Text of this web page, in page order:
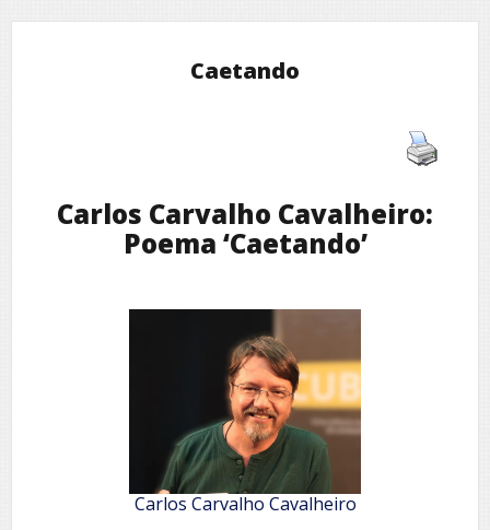
Caetando
Carlos Carvalho Cavalheiro:
Poema ‘Caetando’
Carlos Carvalho Cavalheiro